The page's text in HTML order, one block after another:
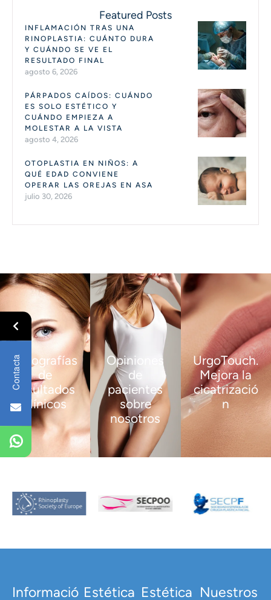
Featured Posts
INFLAMACIÓN TRAS UNA
RINOPLASTIA: CUÁNTO DURA
Y CUÁNDO SE VE EL
RESULTADO FINAL
agosto 6, 2026
PÁRPADOS CAÍDOS: CUÁNDO
ES SOLO ESTÉTICO Y
CUÁNDO EMPIEZA A
MOLESTAR A LA VISTA
agosto 4, 2026
OTOPLASTIA EN NIÑOS: A
QUÉ EDAD CONVIENE
OPERAR LAS OREJAS EN ASA
julio 30, 2026
Contacta
Fotografías
de
resultados
clínicos
VER
MÁS
Opiniones
de
pacientes
sobre
nosotros
VER
MÁS
UrgoTouch.
Mejora la
cicatrizació
n
VER
MÁS
Informació Estética Estética Nuestros